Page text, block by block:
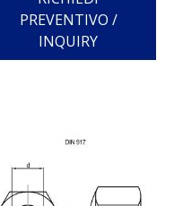
PREVENTIVO /
INQUIRY